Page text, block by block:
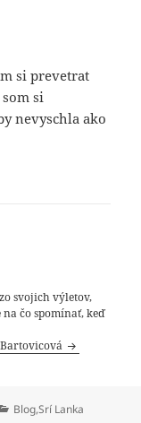
si prevetrat
si
nevyschla ako
svojich výletov,
čo spomínať, keď
Kategórie
Blog,Srí Lanka